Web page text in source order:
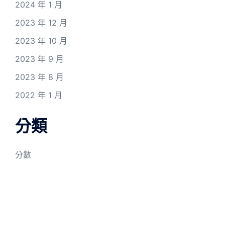
2024 年 1 月
2023 年 12 月
2023 年 10 月
2023 年 9 月
2023 年 8 月
2022 年 1 月
分類
分數